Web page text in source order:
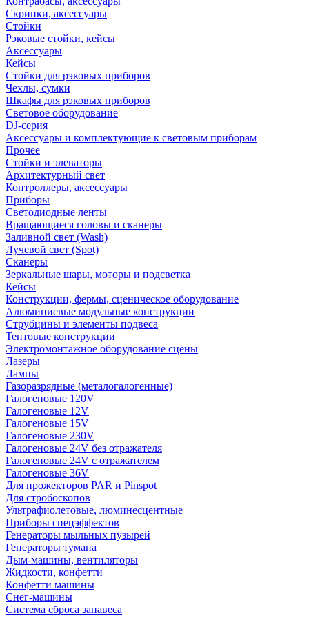
Скрипки, аксессуары
Стойки
Рэковые стойки, кейсы
Аксессуары
Кейсы
Стойки для рэковых приборов
Чехлы, сумки
Шкафы для рэковых приборов
Световое оборудование
DJ-серия
Аксессуары и комплектующие к световым приборам
Прочее
Стойки и элеваторы
Архитектурный свет
Контроллеры, аксессуары
Приборы
Светодиодные ленты
Вращающиеся головы и сканеры
Заливной свет (Wash)
Лучевой свет (Spot)
Сканеры
Зеркальные шары, моторы и подсветка
Кейсы
Конструкции, фермы, сценическое оборудование
Алюминиевые модульные конструкции
Струбцины и элементы подвеса
Тентовые конструкции
Электромонтажное оборудование сцены
Лазеры
Лампы
Газоразрядные (металогалогенные)
Галогеновые 120V
Галогеновые 12V
Галогеновые 15V
Галогеновые 230V
Галогеновые 24V без отражателя
Галогеновые 24V с отражателем
Галогеновые 36V
Для прожекторов PAR и Pinspot
Для стробоскопов
Ультрафиолетовые, люминесцентные
Приборы спецэффектов
Генераторы мыльных пузырей
Генераторы тумана
Дым-машины, вентиляторы
Жидкости, конфетти
Конфетти машины
Снег-машины
Система сброса занавеса